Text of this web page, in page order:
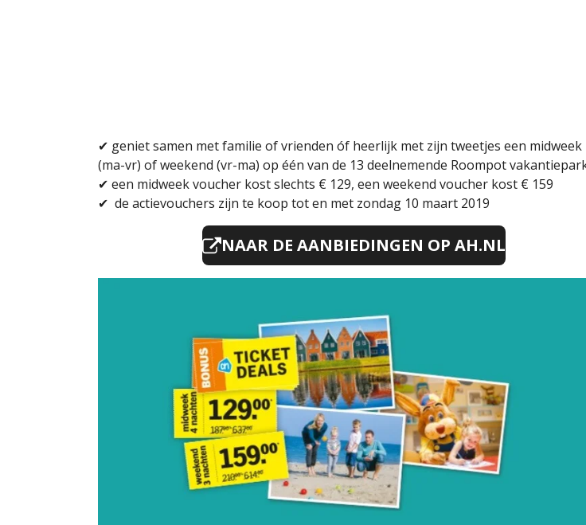
✔ geniet samen met familie of vrienden óf heerlijk met zijn tweetjes een midweek
(ma-vr) of weekend (vr-ma) op één van de 13 deelnemende Roompot
✔ een midweek voucher kost slechts € 129, een weekend voucher kost € 159
✔ de actievouchers zijn te koop tot en met zondag 10 maart 2019
NAAR DE AANBIEDINGEN OP AH.NL